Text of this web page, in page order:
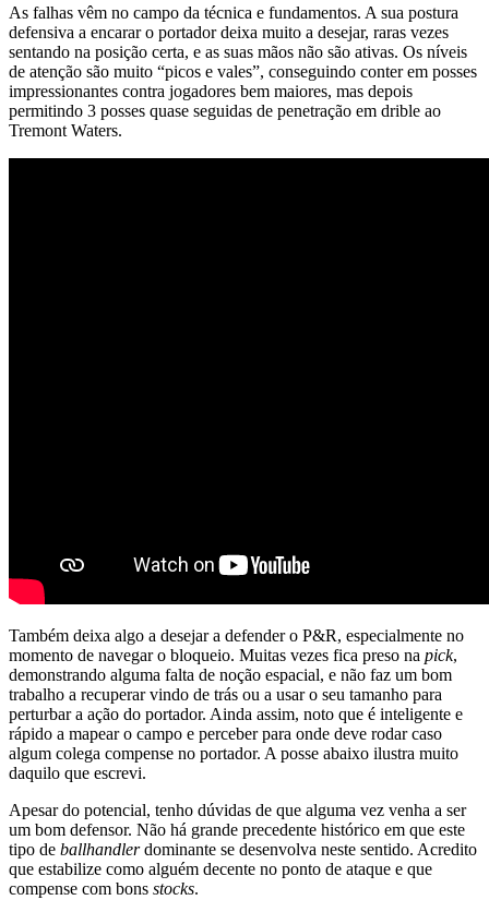
As falhas vêm no campo da técnica e fundamentos. A sua postura
defensiva a encarar o portador deixa muito a desejar, raras vezes
sentando na posição certa, e as suas mãos não são ativas. Os níveis
de atenção são muito “picos e vales”, conseguindo conter em posses
impressionantes contra jogadores bem maiores, mas depois
permitindo 3 posses quase seguidas de penetração em drible ao
Tremont Waters.
Também deixa algo a desejar a defender o P&R, especialmente no
momento de navegar o bloqueio. Muitas vezes fica preso na pick,
demonstrando alguma falta de noção espacial, e não faz um bom
trabalho a recuperar vindo de trás ou a usar o seu tamanho para
perturbar a ação do portador. Ainda assim, noto que é inteligente e
rápido a mapear o campo e perceber para onde deve rodar caso
algum colega compense no portador. A posse abaixo ilustra muito
daquilo que escrevi.
Apesar do potencial, tenho dúvidas de que alguma vez venha a ser
um bom defensor. Não há grande precedente histórico em que este
tipo de ballhandlerdominante se desenvolva neste sentido. Acredito
que estabilize como alguém decente no ponto de ataque e que
compense com bons stocks.